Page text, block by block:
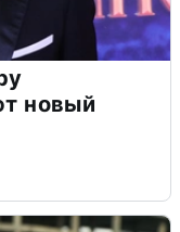
новый